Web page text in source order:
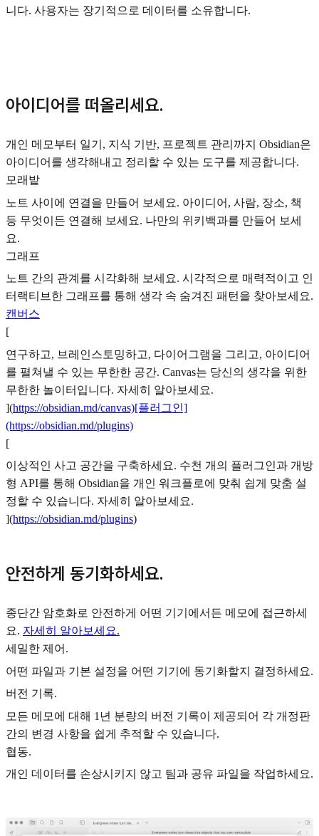
니다. 사용자는 장기적으로 데이터를 소유합니다.
아이디어를 떠올리세요.
개인 메모부터 일기, 지식 기반, 프로젝트 관리까지 Obsidian은
아이디어를 생각해내고 정리할 수 있는 도구를 제공합니다.
모래밭
노트 사이에 연결을 만들어 보세요. 아이디어, 사람, 장소, 책
등 무엇이든 연결해 보세요. 나만의 위키백과를 만들어 보세
요.
그래프
노트 간의 관계를 시각화해 보세요. 시각적으로 매력적이고 인
터랙티브한 그래프를 통해 생각 속 숨겨진 패턴을 찾아보세요.
캔버스
[
연구하고, 브레인스토밍하고, 다이어그램을 그리고, 아이디어
를 펼쳐낼 수 있는 무한한 공간. Canvas는 당신의 생각을 위한
무한한 놀이터입니다. 자세히 알아보세요.
](https://obsidian.md/canvas)[플러그인]
(https://obsidian.md/plugins)
[
이상적인 사고 공간을 구축하세요. 수천 개의 플러그인과 개방
형 API를 통해 Obsidian을 개인 워크플로에 맞춰 쉽게 맞춤 설
정할 수 있습니다. 자세히 알아보세요.
](https://obsidian.md/plugins)
안전하게 동기화하세요.
종단간 암호화로 안전하게 어떤 기기에서든 메모에 접근하세
요. 자세히 알아보세요.
세밀한 제어.
어떤 파일과 기본 설정을 어떤 기기에 동기화할지 결정하세요.
버전 기록.
모든 메모에 대해 1년 분량의 버전 기록이 제공되어 각 개정판
간의 변경 사항을 쉽게 추적할 수 있습니다.
협동.
개인 데이터를 손상시키지 않고 팀과 공유 파일을 작업하세요.